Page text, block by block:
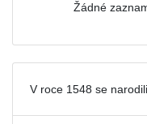
Žádné
V roce 1548 se narodili